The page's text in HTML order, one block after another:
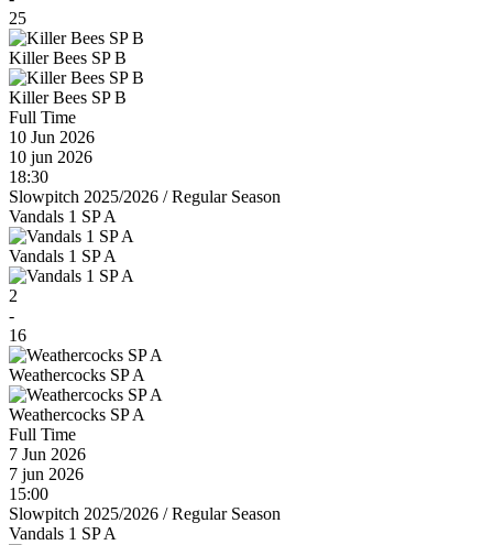
25
Killer Bees SP B
Killer Bees SP B
Full Time
10 Jun 2026
10 jun 2026
18:30
Slowpitch 2025/2026 /Regular Season
Vandals 1 SP A
Vandals 1 SP A
2
-
16
Weathercocks SP A
Weathercocks SP A
Full Time
7 Jun 2026
7 jun 2026
15:00
Slowpitch 2025/2026 /Regular Season
Vandals 1 SP A